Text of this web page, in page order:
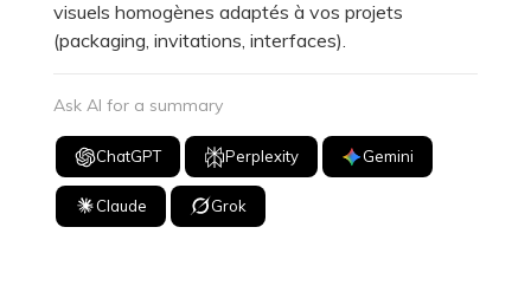
visuels homogènes adaptés à vos projets
(packaging, invitations, interfaces).
Ask AI for a summary
ChatGPT Perplexity Gemini
Claude Grok